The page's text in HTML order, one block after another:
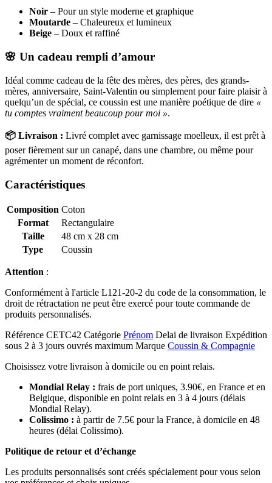
Noir – Pour un style moderne et graphique
Moutarde – Chaleureux et lumineux
Beige – Doux et raffiné
🌸 Un cadeau rempli d’amour
Idéal comme cadeau de la fête des mères, des pères, des grands-
mères, anniversaire, Saint-Valentin ou simplement pour faire plaisir à
quelqu’un de spécial, ce coussin est une manière poétique de dire «
tu comptes vraiment beaucoup pour moi ».
📦 Livraison : Livré complet avec garnissage moelleux, il est prêt à
poser fièrement sur un canapé, dans une chambre, ou même pour
agrémenter un moment de réconfort.
Caractéristiques
Composition Coton
Format
Rectangulaire
Taille
48 cm x 28 cm
Type
Coussin
Attention :
Conformément à l'article L121-20-2 du code de la consommation, le
droit de rétractation ne peut être exercé pour toute commande de
produits personnalisés.
Référence CETC42 Catégorie Prénom Delai de livraison Expédition
sous 2 à 3 jours ouvrés maximum Marque Coussin & Compagnie
Choisissez votre livraison à domicile ou en point relais.
Mondial Relay : frais de port uniques, 3.90€, en France et en
Belgique, disponible en point relais en 3 à 4 jours (délais
Mondial Relay).
Colissimo : à partir de 7.5€ pour la France, à domicile en 48
heures (délai Colissimo).
Politique de retour et d’échange
Les produits personnalisés sont créés spécialement pour vous selon